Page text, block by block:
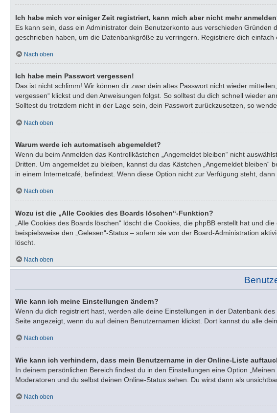
Ich habe mich vor einiger Zeit registriert, kann mich aber nicht mehr
Es kann sein, dass ein Administrator dein Benutzerkonto aus verschieden
geschrieben haben, um die Datenbankgröße zu verringern. Registriere dich
Nach oben
Ich habe mein Passwort vergessen!
Das ist nicht schlimm! Wir können dir zwar dein altes Passwort nicht wieder
vergessen“ klickst und den Anweisungen folgst. So solltest du dich schnell wieder
Solltest du trotzdem nicht in der Lage sein, dein Passwort zurückzusetzen, so
Nach oben
Warum werde ich automatisch abgemeldet?
Wenn du beim Anmelden das Kontrollkästchen „Angemeldet bleiben“ nicht
Dritten. Um angemeldet zu bleiben, kannst du das Kästchen „Angemeldet
in einem Internetcafé, befindest. Wenn diese Option nicht zur Verfügung steht,
Nach oben
Wozu ist die „Alle Cookies des Boards löschen“-Funktion?
„Alle Cookies des Boards löschen“ löscht die Cookies, die phpBB erstellt hat und
beispielsweise den „Gelesen“-Status – sofern sie von der Board-Administration
löscht.
Nach oben
Wie kann ich meine Einstellungen ändern?
Wenn du dich registriert hast, werden alle deine Einstellungen in der Datenbank
Seite angezeigt, wenn du auf deinen Benutzernamen klickst. Dort kannst du alle
Nach oben
Wie kann ich verhindern, dass mein Benutzername in der Online-Liste
In deinem persönlichen Bereich findest du in den Einstellungen eine Option
Moderatoren und du selbst deinen Online-Status sehen. Du wirst dann als
Nach oben